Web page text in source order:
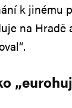
k jinému
na Hradě